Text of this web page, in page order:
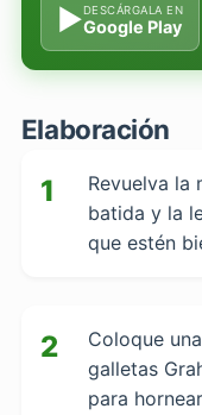
▶DESCÁRGALA EN
Google Play
Elaboración
1
Revuelva la
batida y la
que estén
2
Coloque
galletas
para